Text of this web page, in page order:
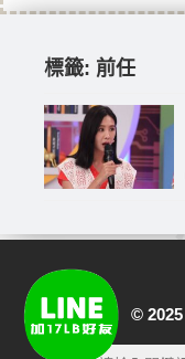
標籤: 前任
© 2025